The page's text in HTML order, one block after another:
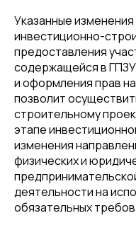
Указанные
инвестиционно-­
предоставления
содержащейся в
и оформления прав
позволит
строительному
этапе
изменения
физических и
деятельности на
обязательных